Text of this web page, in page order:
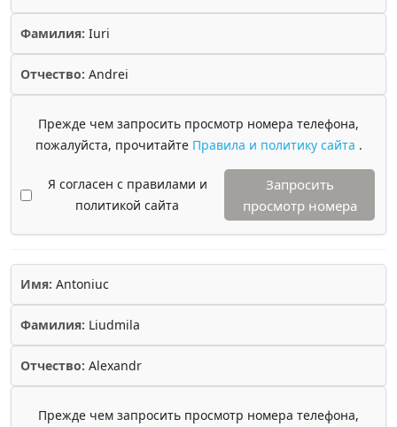
Фамилия: Iuri
Отчество: Andrei
Прежде чем запросить просмотр номера телефона,
пожалуйста, прочитайте Правила и политику сайта .
Я согласен с правилами и
политикой сайта
Запросить
просмотр номера
Имя: Antoniuc
Фамилия: Liudmila
Отчество: Alexandr
Прежде чем запросить просмотр номера телефона,